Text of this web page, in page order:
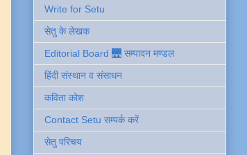
Write for Setu
सेतु के लेखक
Editorial Board 🌉 सम्पादन मण्डल
हिंदी संस्थान व संसाधन
कविता कोश
Contact Setu सम्पर्क करें
सेतु परिचय